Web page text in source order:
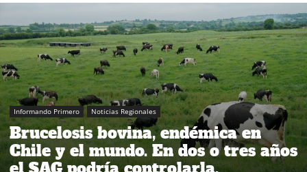
Informando Primero Noticias Regionales
Brucelosis bovina, endémica en
Chile y el mundo. En dos o tres años